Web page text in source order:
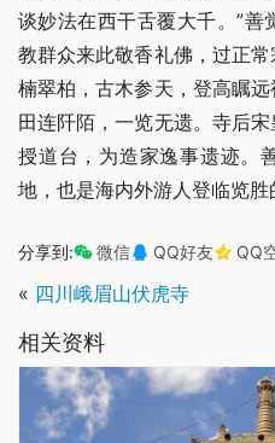
谈妙法在西干舌覆大千。”
教群众来此敬香礼佛，过正
楠翠柏，古木参天，登高瞩
田连阡陌，一览无遗。寺后
授道台，为造家逸事遗迹。
地，也是海内外游人登临览胜
分享到: 微信 QQ好友 QQ
« 四川峨眉山伏虎寺
相关资料